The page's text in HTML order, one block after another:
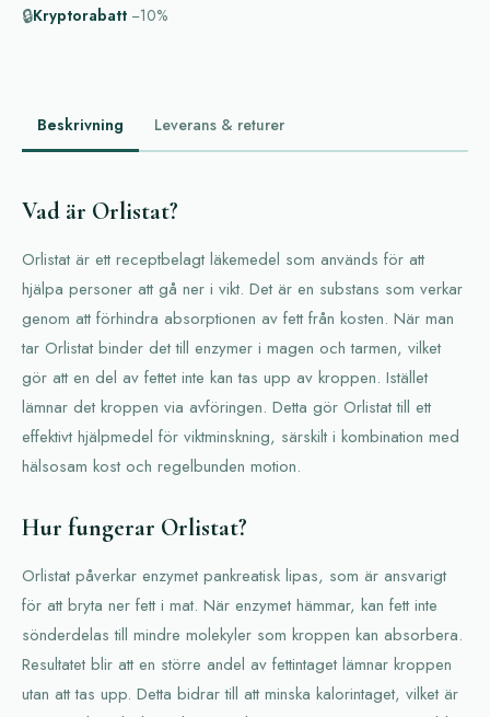
🔒Kryptorabatt −10%
Beskrivning Leverans & returer
Vad är Orlistat?
Orlistat är ett receptbelagt läkemedel som används för att
hjälpa personer att gå ner i vikt. Det är en substans som verkar
genom att förhindra absorptionen av fett från kosten. När man
tar Orlistat binder det till enzymer i magen och tarmen, vilket
gör att en del av fettet inte kan tas upp av kroppen. Istället
lämnar det kroppen via avföringen. Detta gör Orlistat till ett
effektivt hjälpmedel för viktminskning, särskilt i kombination med
hälsosam kost och regelbunden motion.
Hur fungerar Orlistat?
Orlistat påverkar enzymet pankreatisk lipas, som är ansvarigt
för att bryta ner fett i mat. När enzymet hämmar, kan fett inte
sönderdelas till mindre molekyler som kroppen kan absorbera.
Resultatet blir att en större andel av fettintaget lämnar kroppen
utan att tas upp. Detta bidrar till att minska kalorintaget, vilket är